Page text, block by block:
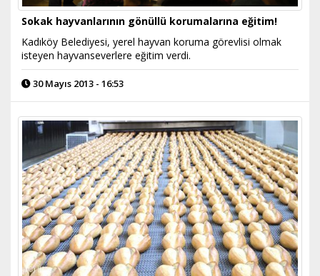
Sokak hayvanlarının gönüllü korumalarına eğitim!
Kadıköy Belediyesi, yerel hayvan koruma görevlisi olmak
isteyen hayvanseverlere eğitim verdi.
30 Mayıs 2013 - 16:53